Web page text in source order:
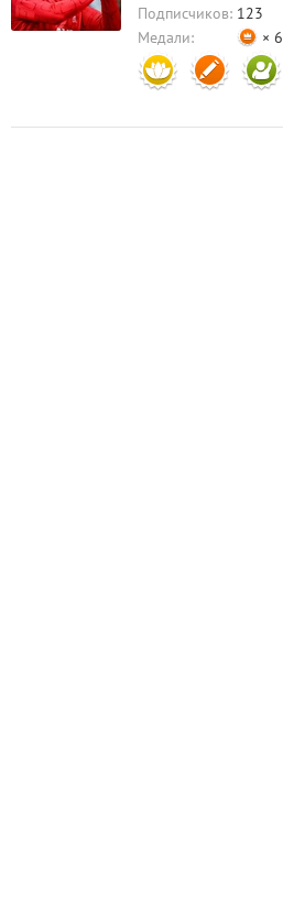
комментариев)
Подписчиков: 123
Медали:
× 6